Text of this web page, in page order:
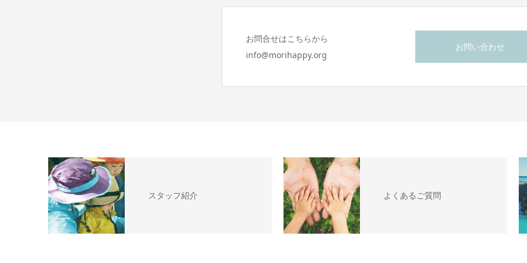
お問合せはこちらから
info@morihappy.org
お問い合わせ
スタッフ紹介 よくあるご質問